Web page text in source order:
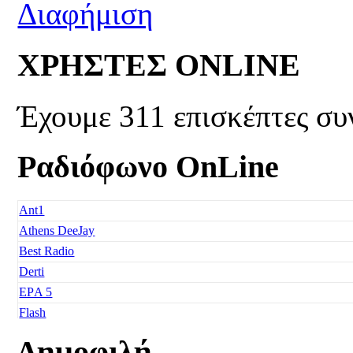
ΧΡΗΣΤΕΣ ONLINE
Έχουμε 311 επισκέπτες
Ραδιόφωνο OnLine
Ant1
Athens DeeJay
Best Radio
Derti
EΡA 5
Flash